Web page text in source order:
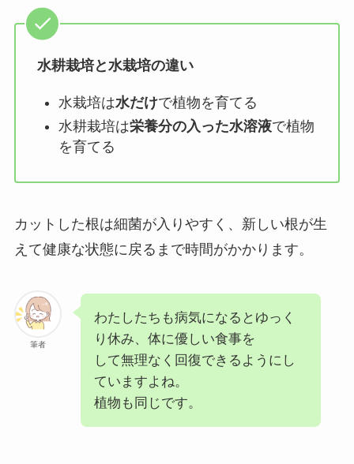
水耕栽培と水栽培の違い
水栽培は水だけで植物を育てる
水耕栽培は栄養分の入った水溶液で植物
を育てる
カットした根は細菌が入りやすく、新しい根が生
えて健康な状態に戻るまで時間がかかります。
筆者
わたしたちも病気になるとゆっく
り休み、体に優しい食事を
して無理なく回復できるようにし
ていますよね。
植物も同じです。